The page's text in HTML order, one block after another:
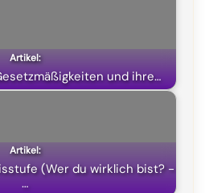
und ihre…
(Wer du wirklich bist? -
…